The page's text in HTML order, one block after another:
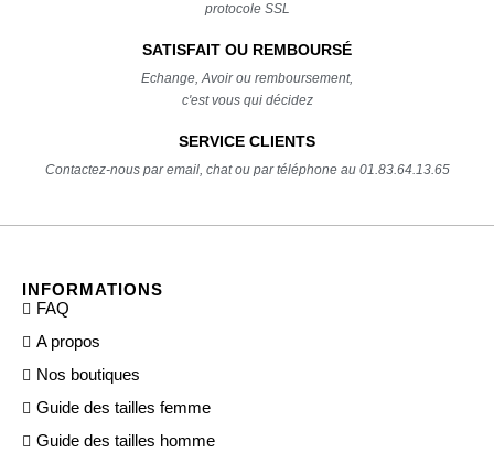
protocole SSL
SATISFAIT OU REMBOURSÉ
Echange, Avoir ou remboursement,
c'est vous qui décidez
SERVICE CLIENTS
Contactez-nous par email, chat ou par téléphone au 01.83.64.13.65
INFORMATIONS
FAQ
A propos
Nos boutiques
Guide des tailles femme
Guide des tailles homme